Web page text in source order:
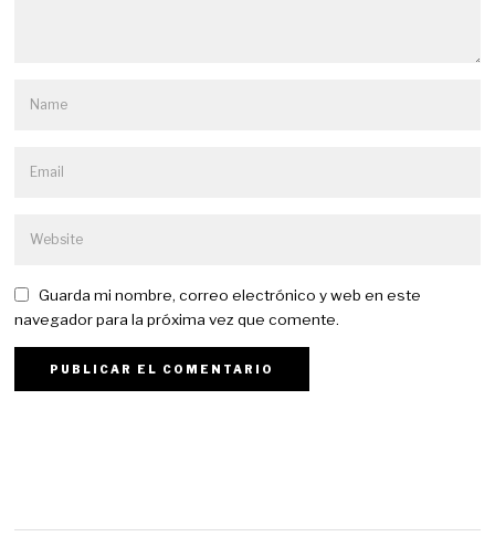
Guarda mi nombre, correo electrónico y web en este
navegador para la próxima vez que comente.